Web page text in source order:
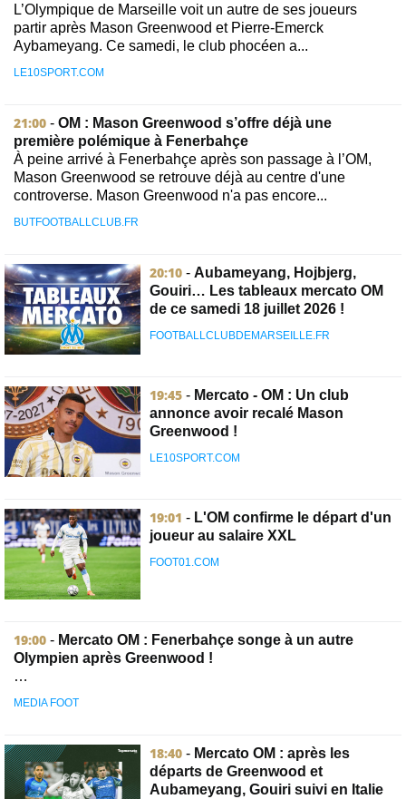
L’Olympique de Marseille voit un autre de ses joueurs
partir après Mason Greenwood et Pierre-Emerck
Aybameyang. Ce samedi, le club phocéen a...
LE10SPORT.COM
21:00 - OM : Mason Greenwood s’offre déjà une
première polémique à Fenerbahçe
À peine arrivé à Fenerbahçe après son passage à l’OM,
Mason Greenwood se retrouve déjà au centre d'une
controverse. Mason Greenwood n'a pas encore...
BUTFOOTBALLCLUB.FR
20:10 - Aubameyang, Hojbjerg,
Gouiri… Les tableaux mercato OM
de ce samedi 18 juillet 2026 !
FOOTBALLCLUBDEMARSEILLE.FR
19:45 - Mercato - OM : Un club
annonce avoir recalé Mason
Greenwood !
LE10SPORT.COM
19:01 - L'OM confirme le départ d'un
joueur au salaire XXL
FOOT01.COM
19:00 - Mercato OM : Fenerbahçe songe à un autre
Olympien après Greenwood !
…
MEDIA FOOT
18:40 - Mercato OM : après les
départs de Greenwood et
Aubameyang, Gouiri suivi en Italie